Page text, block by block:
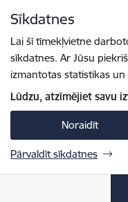
Sīkdatnes
Lai šī tīmekļvietne
sīkdatnes. Ar Jūsu
izmantotas statistikas
Lūdzu, atzīmējiet savu
Noraidīt
Pārvaldīt sīkdatnes